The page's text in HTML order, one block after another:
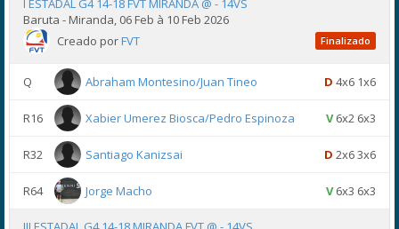
I ESTADAL G4 14-18 FVT MIRANDA @ - 14VS
Baruta - Miranda, 06 Feb à 10 Feb 2026
Creado porFVT Finalizado
Q Abraham Montesino/Juan Tineo D 4x6 1x6
R16 Xabier Umerez Biosca/Pedro Espinoza V6x2 6x3
R32 Santiago Kanizsai D 2x6 3x6
R64 Jorge Macho V6x3 6x3